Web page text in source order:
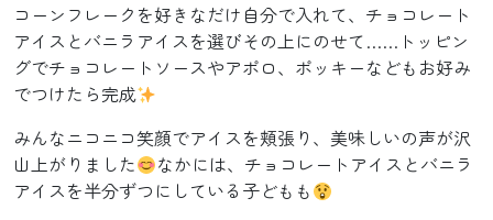
コーンフレークを好きなだけ自分で入れて、チョコレート
アイスとバニラアイスを選びその上にのせて……トッピン
グでチョコレートソースやアポロ、ポッキーなどもお好み
でつけたら完成
みんなニコニコ笑顔でアイスを頬張り、美味しいの声が沢
山上がりました
なかには、チョコレートアイスとバニラ
アイスを半分ずつにしている子どもも